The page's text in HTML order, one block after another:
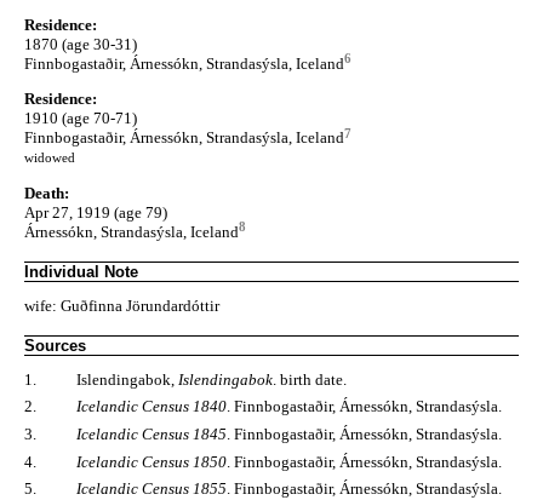
Residence:
1870 (age 30-31)
Finnbogastaðir, Árnessókn, Strandasýsla, Iceland6
Residence:
1910 (age 70-71)
Finnbogastaðir, Árnessókn, Strandasýsla, Iceland7
widowed
Death:
Apr 27, 1919 (age 79)
Árnessókn, Strandasýsla, Iceland8
Individual Note
wife: Guðfinna Jörundardóttir
Sources
1.
Islendingabok, Islendingabok . birth date.
2.
Icelandic Census 1840. Finnbogastaðir, Árnessókn, Strandasýsla.
3.
Icelandic Census 1845 . Finnbogastaðir, Árnessókn, Strandasýsla.
4.
Icelandic Census 1850 . Finnbogastaðir, Árnessókn, Strandasýsla.
5.
Icelandic Census 1855. Finnbogastaðir, Árnessókn, Strandasýsla.